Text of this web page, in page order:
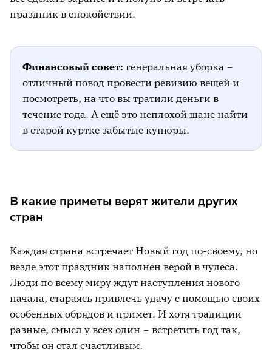
праздник в спокойствии.
Финансовый совет: генеральная уборка –
отличный повод провести ревизию вещей и
посмотреть, на что вы тратили деньги в
течение года. А ещё это неплохой шанс найти
в старой куртке забытые купюры.
В какие приметы верят жители других
стран
Каждая страна встречает Новый год по-своему, но
везде этот праздник наполнен верой в чудеса.
Люди по всему миру ждут наступления нового
начала, стараясь привлечь удачу с помощью своих
особенных обрядов и примет. И хотя традиции
разные, смысл у всех один – встретить год так,
чтобы он стал счастливым.